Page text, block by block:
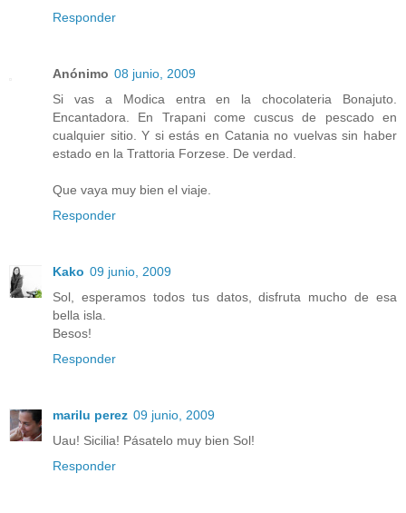
Responder
Anónimo 08 junio, 2009
Si vas a Modica entra en la chocolateria Bonajuto.
Encantadora. En Trapani come cuscus de pescado en
cualquier sitio. Y si estás en Catania no vuelvas sin haber
estado en la Trattoria Forzese. De verdad.
Que vaya muy bien el viaje.
Responder
Kako 09 junio, 2009
Sol, esperamos todos tus datos, disfruta mucho de esa
bella isla.
Besos!
Responder
marilu perez 09 junio, 2009
Uau! Sicilia! Pásatelo muy bien Sol!
Responder